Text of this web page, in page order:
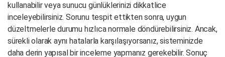
kullanabilir veya sunucu günlüklerinizi dikkatlice
inceleyebilirsiniz. Sorunu tespit ettikten sonra, uygun
düzeltmelerle durumu hızlıca normale döndürebilirsiniz. Ancak,
sürekli olarak aynı hatalarla karşılaşıyorsanız, sisteminizde
daha derin yapısal bir inceleme yapmanız gerekebilir. Sonuç